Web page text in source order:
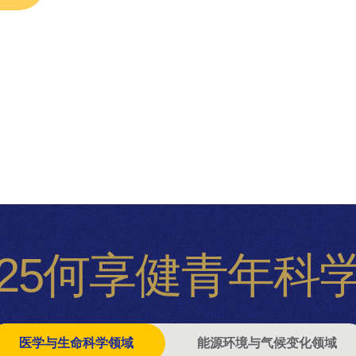
何享健青年科
医学与生命科学领域 能源环境与气候变化领域